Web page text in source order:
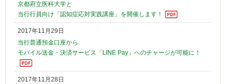
京都府立医科大学と
当行行員向け「認知症応対実践講座」を開催します！
2017年11月29日
当行普通預金口座から
モバイル送金・決済サービス「LINE Pay」へのチャージが可能に！
2017年11月28日